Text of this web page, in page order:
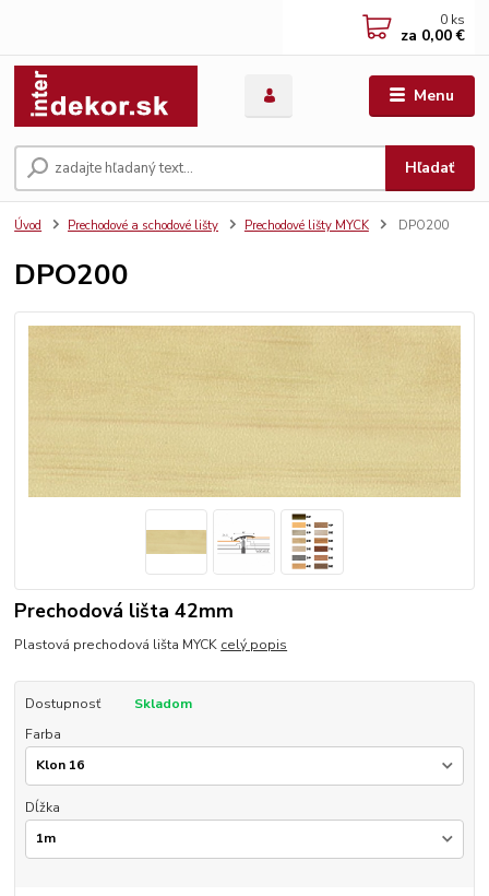
Menu
Hľadať
0 ks
za 0,00 €
Úvod Prechodové a schodové lišty Prechodové lišty MYCK DPO200
DPO200
Prechodová lišta 42mm
Plastová prechodová lišta MYCK celý popis
Dostupnosť
Skladom
Farba
Dĺžka